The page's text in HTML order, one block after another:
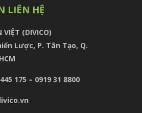
LIÊN HỆ
VIỆT (DIVICO)
Lược, P. Tân Tạo, Q.
175 – 0919 31 8800